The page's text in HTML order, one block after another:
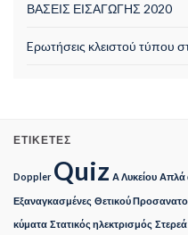
ΒΑΣΕΙΣ ΕΙΣΑΓΩΓΗΣ 2020
Eρωτήσεις κλειστού τύπου
ΕΤΙΚΈΤΕΣ
Doppler Quiz Α Λυκείου Απλά
Εξαναγκασμένες Θετικού
κύματα Στατικός ηλεκτρισμός Στερεά